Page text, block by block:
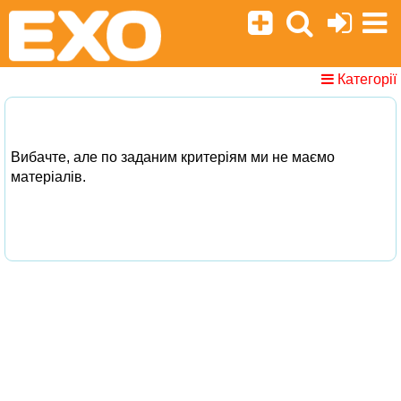
Категорії
Вибачте, але по заданим критеріям ми не маємо
матеріалів.